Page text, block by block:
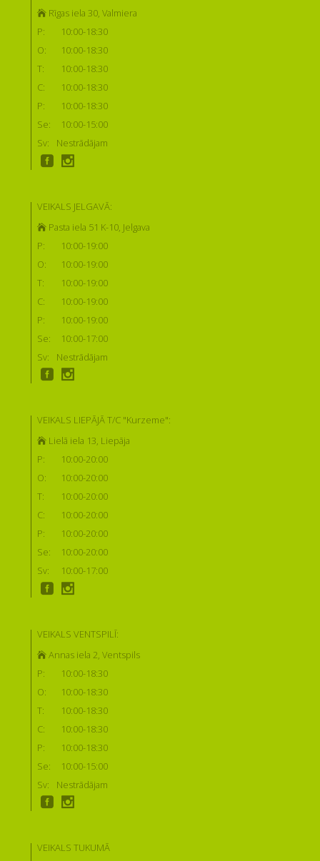
Rīgas iela 30, Valmiera
P:
10:00-18:30
O:
10:00-18:30
T:
10:00-18:30
C:
10:00-18:30
P:
10:00-18:30
Se:
10:00-15:00
Sv:
Nestrādājam
VEIKALS JELGAVĀ:
Pasta iela 51 K-10, Jelgava
P:
10:00-19:00
O:
10:00-19:00
T:
10:00-19:00
C:
10:00-19:00
P:
10:00-19:00
Se:
10:00-17:00
Sv:
Nestrādājam
VEIKALS LIEPĀJĀ T/C "Kurzeme":
Lielā iela 13, Liepāja
P:
10:00-20:00
O:
10:00-20:00
T:
10:00-20:00
C:
10:00-20:00
P:
10:00-20:00
Se:
10:00-20:00
Sv:
10:00-17:00
VEIKALS VENTSPILĪ:
Annas iela 2, Ventspils
P:
10:00-18:30
O:
10:00-18:30
T:
10:00-18:30
C:
10:00-18:30
P:
10:00-18:30
Se:
10:00-15:00
Sv:
Nestrādājam
VEIKALS TUKUMĀ